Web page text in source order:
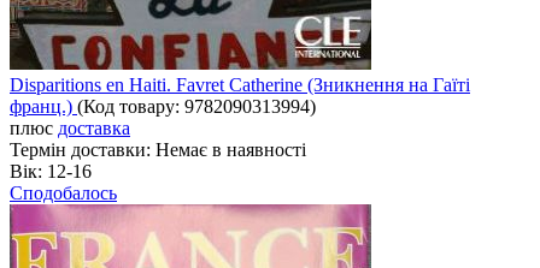
Disparitions en Haiti. Favret Catherine (Зникнення на Гаїті
франц.) (Код товару: 9782090313994)
плюс доставка
Термін доставки: Немає в наявності
Вік: 12-16
Сподобалось